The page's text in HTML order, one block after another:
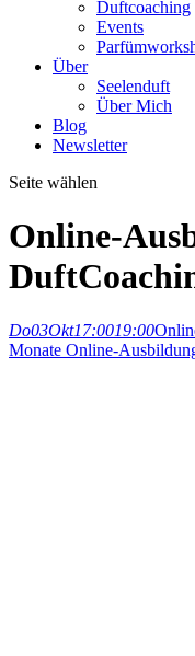
Duftcoaching
Events
Über
Seelenduft
Über Mich
Blog
Newsletter
Seite wählen
Online-
Do03Okt17:0019:00
Monate Online-